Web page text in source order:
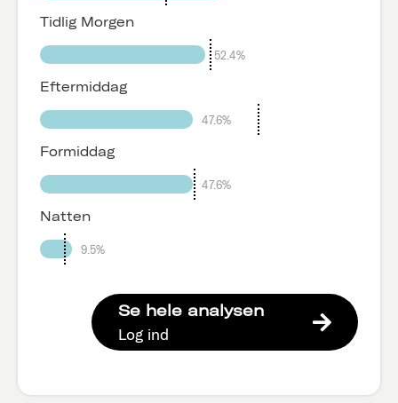
Tidlig Morgen
52.4%
Eftermiddag
47.6%
Formiddag
47.6%
Natten
9.5%
Se hele analysen
Log ind